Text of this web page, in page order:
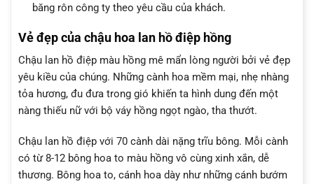
băng rôn công ty theo yêu cầu của khách.
Vẻ đẹp của chậu hoa lan hồ điệp hồng
Chậu lan hồ điệp màu hồng mê mẩn lòng người bởi vẻ đẹp
yêu kiều của chúng. Những cành hoa mềm mại, nhẹ nhàng
tỏa hương, đu đưa trong gió khiến ta hình dung đến một
nàng thiếu nữ với bộ váy hồng ngọt ngào, tha thướt.
Chậu lan hồ điệp với 70 cành dài nặng trĩu bông. Mỗi cành
có từ 8-12 bông hoa to màu hồng vô cùng xinh xắn, dễ
thương. Bông hoa to, cánh hoa dày như những cánh bướm